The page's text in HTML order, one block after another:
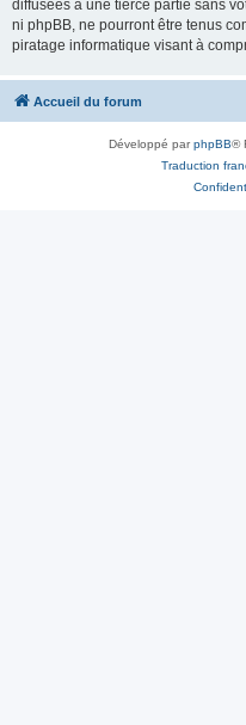
diffusées à une tierce partie sans
ni phpBB, ne pourront être tenus
piratage informatique visant à
Accueil du forum
Développé parphpBB®
Traduction